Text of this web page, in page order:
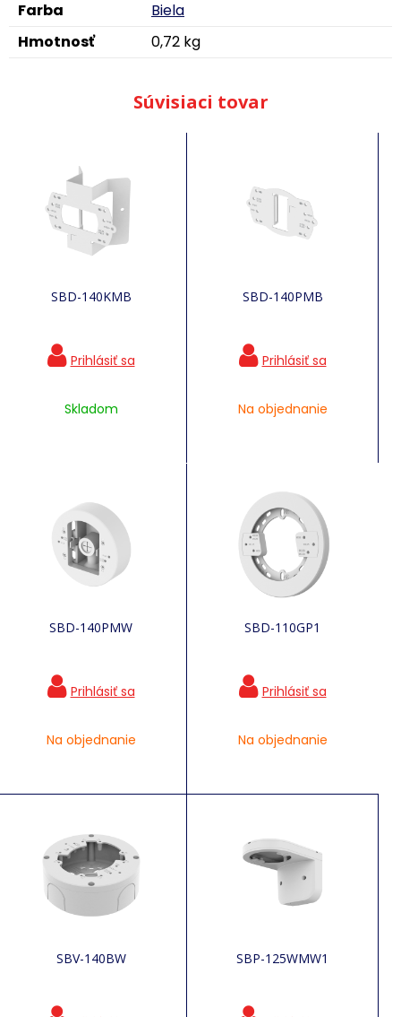
Farba
Biela
Hmotnosť
0,72 kg
Súvisiaci tovar
SBD-140KMB
Skladom
SBD-140PMB
Na objednanie
SBD-140PMW
Na objednanie
SBD-110GP1
Na objednanie
SBV-140BW SBP-125WMW1